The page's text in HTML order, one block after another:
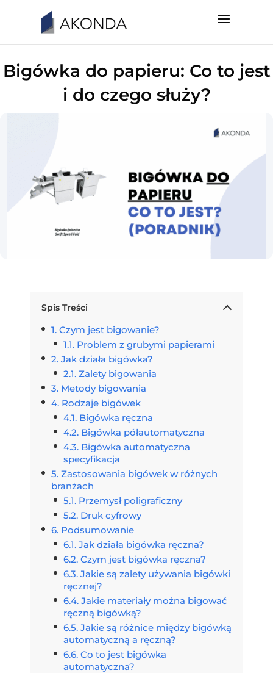
Bigówka do papieru: Co to jest
i do czego służy?
Spis Treści
Czym jest bigowanie?
Problem z grubymi papierami
Jak działa bigówka?
Zalety bigowania
Metody bigowania
Rodzaje bigówek
Bigówka ręczna
Bigówka półautomatyczna
Bigówka automatyczna
specyfikacja
Zastosowania bigówek w różnych
branżach
Przemysł poligraficzny
Druk cyfrowy
Podsumowanie
Jak działa bigówka ręczna?
Czym jest bigówka ręczna?
Jakie są zalety używania bigówki
ręcznej?
Jakie materiały można bigować
ręczną bigówką?
Jakie są różnice między bigówką
automatyczną a ręczną?
Co to jest bigówka
automatyczna?